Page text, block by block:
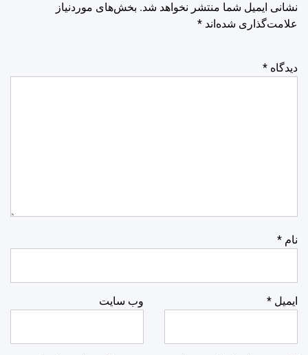
نشانی ایمیل شما منتشر نخواهد شد. بخش‌های موردنیاز
علامت‌گذاری شده‌اند *
دیدگاه *
نام *
ایمیل * وب‌ سایت